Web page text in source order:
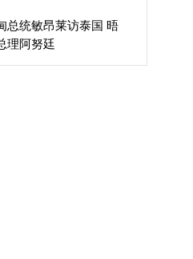
总统敏昂莱访泰国 晤
理阿努廷